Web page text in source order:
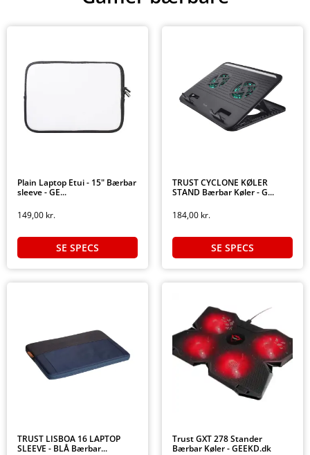
Plain Laptop Etui - 15" Bærbar
sleeve - GE...
149,00 kr.
SE SPECS
TRUST CYCLONE KØLER
STAND Bærbar Køler - G...
184,00 kr.
SE SPECS
TRUST LISBOA 16 LAPTOP
SLEEVE - BLÅ Bærbar...
Trust GXT 278 Stander
Bærbar Køler - GEEKD.dk